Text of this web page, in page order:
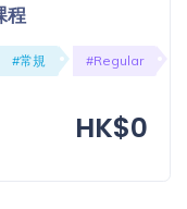
程
#常規 #Regular
HK$0